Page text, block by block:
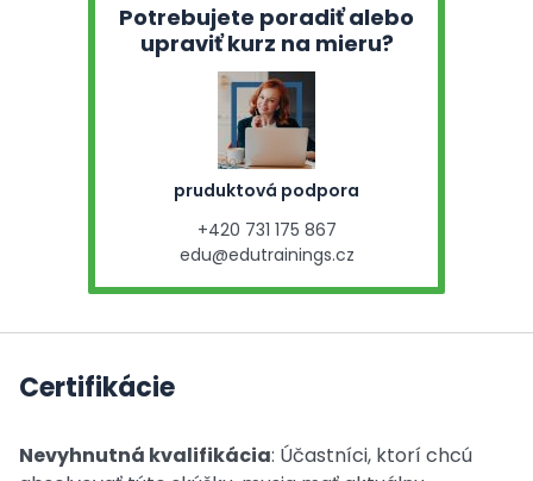
Potrebujete poradiť alebo
upraviť kurz na mieru?
pruduktová podpora
+420 731 175 867
edu@edutrainings.cz
Certifikácie
Nevyhnutná kvalifikácia: Účastníci, ktorí chcú